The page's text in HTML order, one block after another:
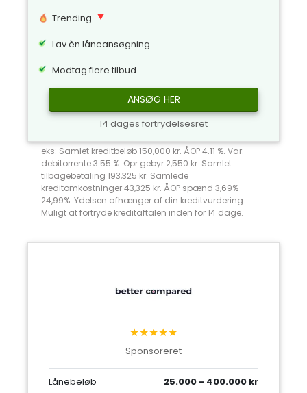
Trending
Lav èn låneansøgning
Modtag flere tilbud
ANSØG HER
14 dages fortrydelsesret
eks: Samlet kreditbeløb 150,000 kr. ÅOP 4.11 %. Var.
debitorrente 3.55 %. Opr.gebyr 2,550 kr. Samlet
tilbagebetaling 193,325 kr. Samlede
kreditomkostninger 43,325 kr. ÅOP spænd 3,69% -
24,99%. Ydelsen afhænger af din kreditvurdering.
Muligt at fortryde kreditaftalen inden for 14 dage.
★★★★★
Sponsoreret
Lånebeløb 25.000 - 400.000 kr